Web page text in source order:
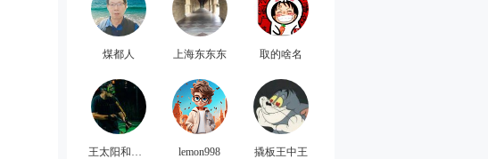
煤都人 上海东东东 取的啥名
王太阳和张月亮 lemon998 撬板王中王